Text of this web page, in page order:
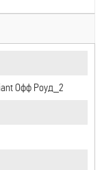
Офф Роуд_2